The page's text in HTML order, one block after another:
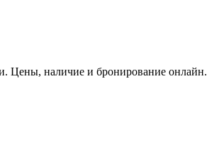
Цены, наличие и бронирование онлайн.